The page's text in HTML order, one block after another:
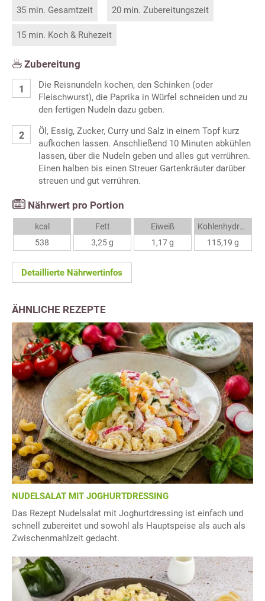
35 min. Gesamtzeit 20 min. Zubereitungszeit
15 min. Koch & Ruhezeit
Zubereitung
Die Reisnundeln kochen, den Schinken (oder
Fleischwurst), die Paprika in Würfel schneiden und zu
den fertigen Nudeln dazu geben.
Öl, Essig, Zucker, Curry und Salz in einem Topf kurz
aufkochen lassen. Anschließend 10 Minuten abkühlen
lassen, über die Nudeln geben und alles gut verrühren.
Einen halben bis einen Streuer Gartenkräuter darüber
streuen und gut verrühren.
Nährwert pro Portion
kcal
538
Fett
3,25 g
Eiweiß
1,17 g
Kohlenhydrate
115,19 g
Detaillierte Nährwertinfos
ÄHNLICHE REZEPTE
NUDELSALAT MIT JOGHURTDRESSING
Das Rezept Nudelsalat mit Joghurtdressing ist einfach und
schnell zubereitet und sowohl als Hauptspeise als auch als
Zwischenmahlzeit gedacht.